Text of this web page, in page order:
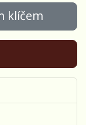
klíčem